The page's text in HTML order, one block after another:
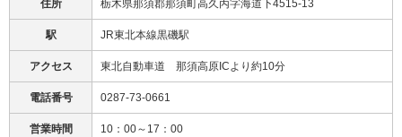
住所 栃木県那須郡那須町高久丙字海道下4515-13
駅 JR東北本線黒磯駅
アクセス 東北自動車道 那須高原ICより約10分
電話番号 0287-73-0661
営業時間 10：00～17：00